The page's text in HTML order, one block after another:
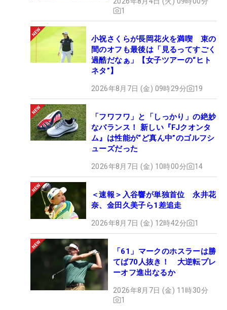
1
小祝さくらが長岡花火を満喫 束の
間のオフも最後は「見るってすごく
過酷だなぁ」【女子ツアーの“ヒト
ネタ”】
2026年8月7日 (金) 09時29分 19
「フワフワ」と「しっかり」の絶妙
なバランス！ 新しい『FJクオンタ
ム』は性能が“ど真ん中”のゴルフシ
ューズだった
2026年8月7日 (金) 10時00分 14
＜速報＞入谷響が単独首位 永井花
奈、金田久美子ら1差追走
2026年8月7日 (金) 12時42分 1
「61」マークのホスラーは勝
てば70人抜き！ 大逆転プレ
ーオフ進出なるか
2026年8月7日 (金) 11時30分
1